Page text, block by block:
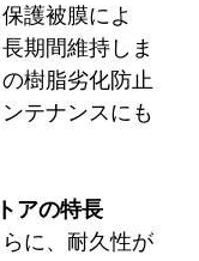
護被膜によ
期間維持しま
樹脂劣化防止
テナンスにも
アの特長
に、耐久性が